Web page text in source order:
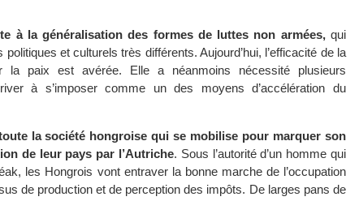
à la généralisation des formes de luttes non armées,qui
et culturels très différents. Aujourd’hui, l’efficacité de la
la paix est avérée. Elle a néanmoins nécessité plusieurs
à s’imposer comme un des moyens d’accélération du
la société hongroise qui se mobilise pour marquer son
de leur pays par l’Autriche. Sous l’autorité d’un homme qui
les Hongrois vont entraver la bonne marche de l’occupation
de production et de perception des impôts. De larges pans de